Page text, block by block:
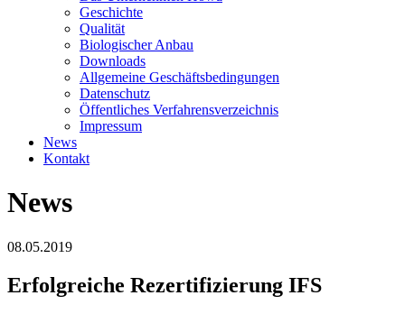
Geschichte
Qualität
Biologischer Anbau
Downloads
Allgemeine Geschäftsbedingungen
Datenschutz
Öffentliches Verfahrensverzeichnis
Impressum
News
Kontakt
News
08.05.2019
Erfolgreiche Rezertifizierung IFS